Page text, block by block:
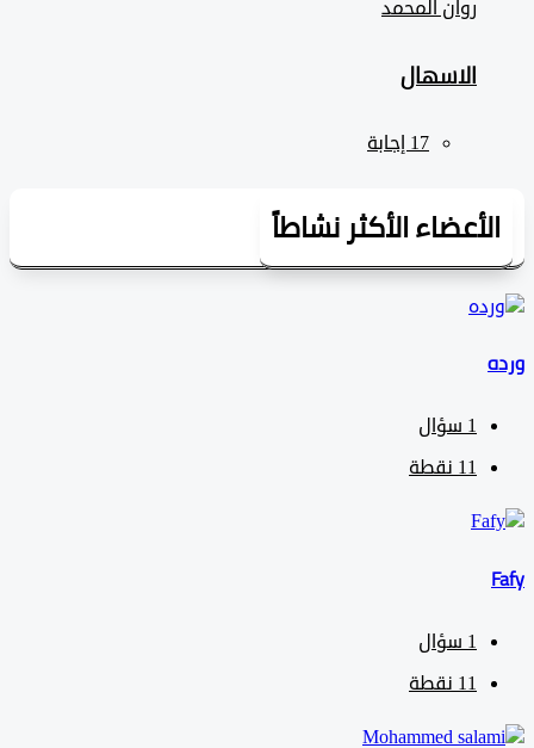
روان المحمد
الاسهال
الأكثر نشاطاً
سؤال
نقطة
سؤال
نقطة